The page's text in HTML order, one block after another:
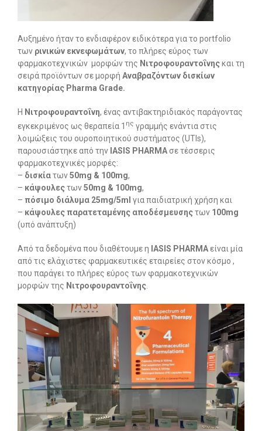
Αυξημένο ήταν το ενδιαφέρον ειδικότερα για το portfolio
των ρινικών εκνεφωμάτων, το πλήρες εύρος των
φαρμακοτεχνικών μορφών της Νιτροφουραντοΐνηςκαι τη
σειρά προϊόντων σε μορφή Αναβραζόντων δισκίων
κατηγορίας Pharma Grade.
Η Νιτροφουραντοΐνη, ένας αντιβακτηριδιακός παράγοντας
εγκεκριμένος ως θεραπεία 1 ης γραμμής ενάντια στις
λοιμώξεις του ουροποιητικού συστήματος (UTIs),
παρουσιάστηκε από την IASIS PHARMA σε τέσσερις
φαρμακοτεχνικές μορφές:
– δισκίατων50mg & 100mg,
– κάψουλεςτων50mg & 100mg,
– πόσιμο διάλυμα 25mg/5ml για παιδιατρική χρήση και
– κάψουλες παρατεταμένης αποδέσμευσηςτων 100mg
(υπό ανάπτυξη)
Από τα δεδομένα που διαθέτουμε η IASIS PHARMA είναι μία
από τις ελάχιστες φαρμακευτικές εταιρείες στον κόσμο ,
που παράγει το πλήρες εύρος των φαρμακοτεχνικών
μορφών της Νιτροφουραντοΐνης